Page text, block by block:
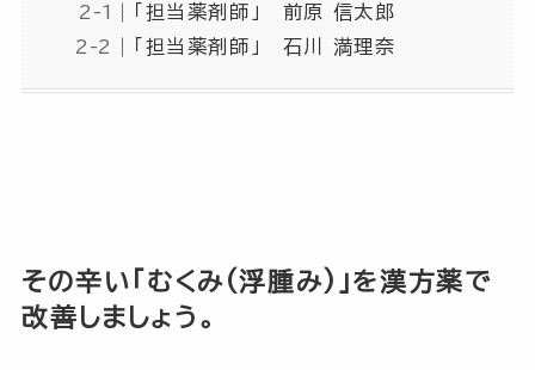
「担当薬剤師」 前原 信太郎
「担当薬剤師」 石川 満理奈
その辛い「むくみ(浮腫み)」を漢方薬で
改善しましょう。